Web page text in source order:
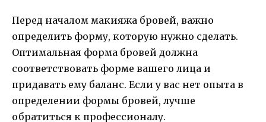
Перед началом макияжа бровей, важно
определить форму, которую нужно сделать.
Оптимальная форма бровей должна
соответствовать форме вашего лица и
придавать ему баланс. Если у вас нет опыта в
определении формы бровей, лучше
обратиться к профессионалу.